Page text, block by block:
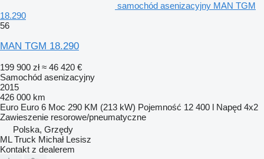
samochód asenizacyjny MAN TGM
18.290
56
MAN TGM 18.290
199 900 zł ≈ 46 420 €
Samochód asenizacyjny
2015
426 000 km
Euro Euro 6 Moc 290 KM (213 kW) Pojemność 12 400 l Napęd 4x2
Zawieszenie resorowe/pneumatyczne
Polska, Grzędy
ML Truck Michał Lesisz
Kontakt z dealerem